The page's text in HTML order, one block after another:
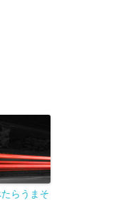
らうまそ